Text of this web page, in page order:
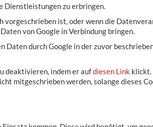
Dienstleistungen zu erbringen.
ist, oder wenn die
von Google in Verbindung bringen.
durch Google in der zuvor
deaktivieren, indem er aufdiesen Link klickt.
mitgeschrieben werden, solange dieses